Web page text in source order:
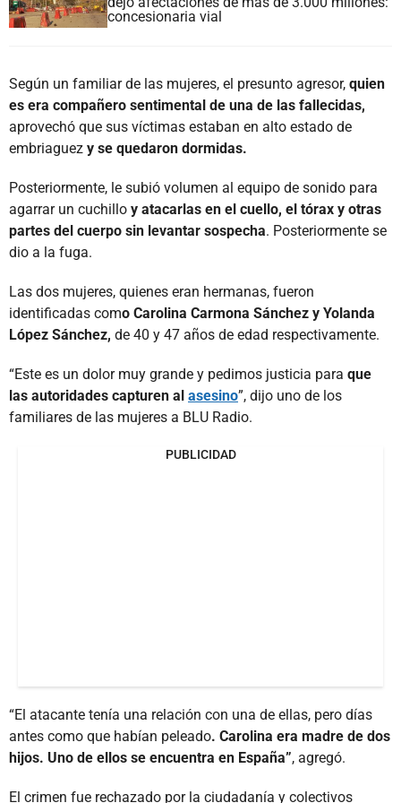
concesionaria vial
Según un familiar de las mujeres, el presunto agresor, quien
es era compañero sentimental de una de las fallecidas,
aprovechó que sus víctimas estaban en alto estado de
embriaguez y se quedaron dormidas.
Posteriormente, le subió volumen al equipo de sonido para
agarrar un cuchillo y atacarlas en el cuello, el tórax y otras
partes del cuerpo sin levantar sospecha. Posteriormente se
dio a la fuga.
Las dos mujeres, quienes eran hermanas, fueron
identificadas como Carolina Carmona Sánchez y Yolanda
López Sánchez, de 40 y 47 años de edad respectivamente.
“Este es un dolor muy grande y pedimos justicia para que
las autoridades capturen al asesino”, dijo uno de los
familiares de las mujeres a BLU Radio.
PUBLICIDAD
“El atacante tenía una relación con una de ellas, pero días
antes como que habían peleado. Carolina era madre de dos
hijos. Uno de ellos se encuentra en España”, agregó.
El crimen fue rechazado por la ciudadanía y colectivos